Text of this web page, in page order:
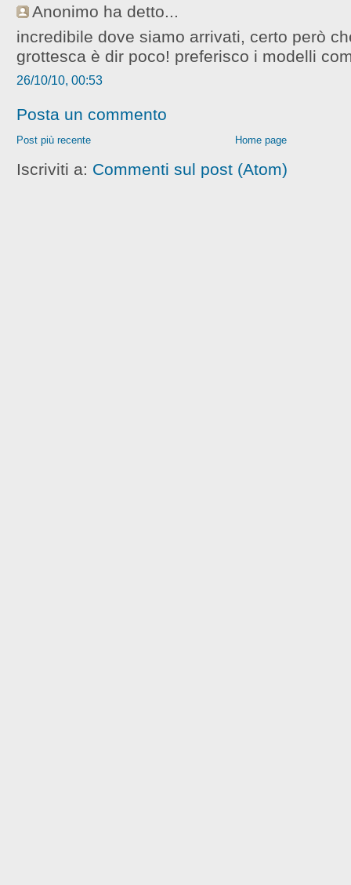
Anonimo ha detto...
incredibile dove siamo arrivati, certo però
grottesca è dir poco! preferisco i modelli
26/10/10, 00:53
Posta un commento
Post più recente Home page
Iscriviti a: Commenti sul post (Atom)